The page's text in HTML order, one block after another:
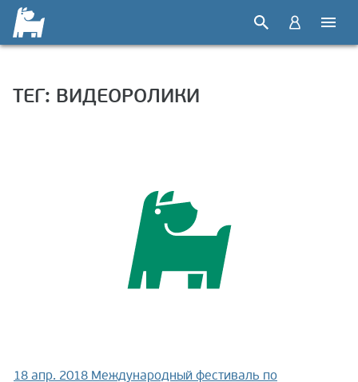
ТЕГ: ВИДЕОРОЛИКИ
18 апр. 2018 Международный фестиваль по